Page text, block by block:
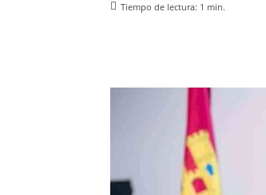
Tiempo de lectura: 1 min.